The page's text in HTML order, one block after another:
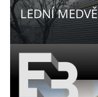
LEDNÍ